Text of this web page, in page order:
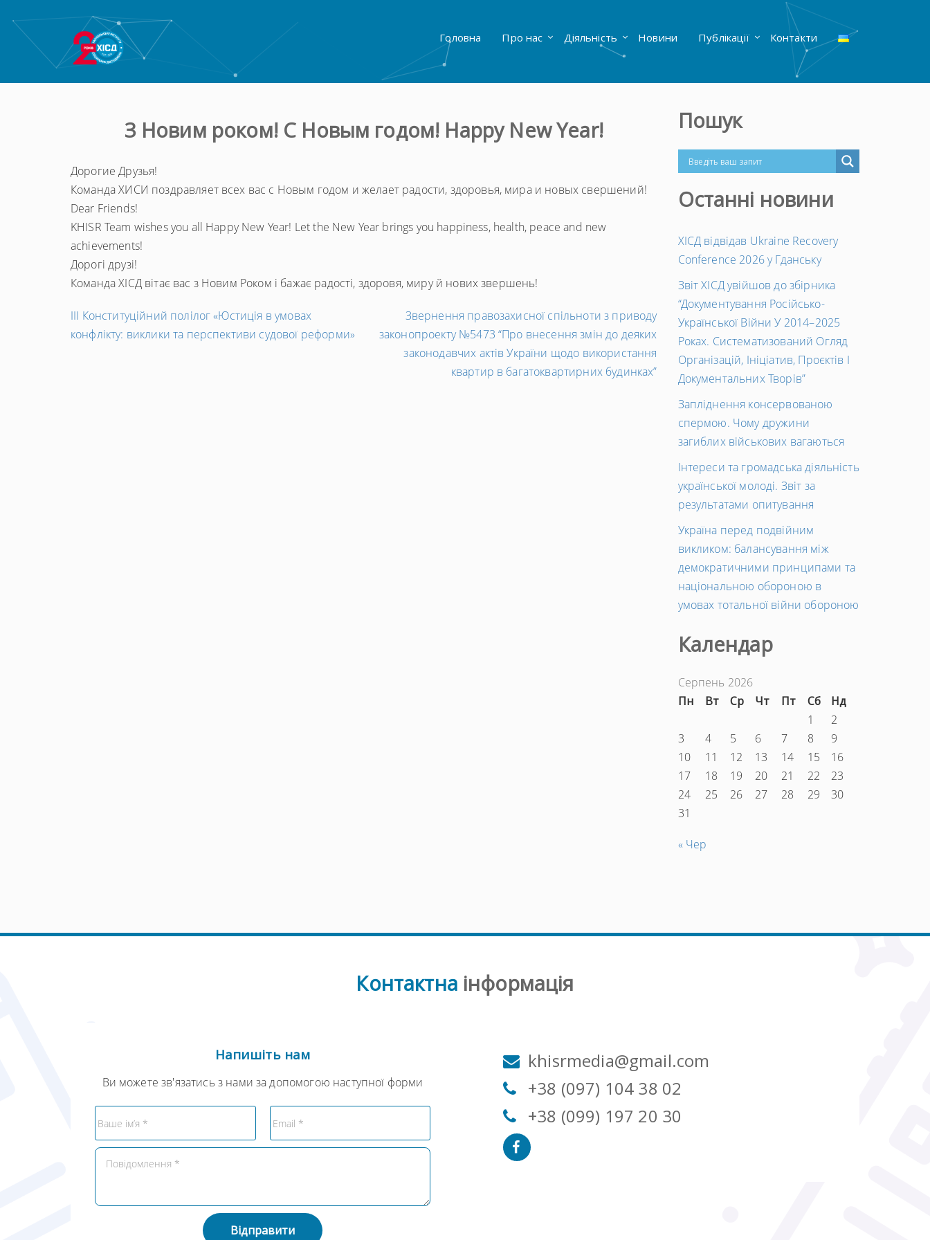
Головна Про нас Діяльність Новини Публікації Контакти
З Новим роком! С Новым годом! Happy New Year!
Дорогие Друзья!
Команда ХИСИ поздравляет всех вас с Новым годом и желает радости, здоровья, мира и новых свершений!
Dear Friends!
KHISR Team wishes you all Happy New Year! Let the New Year brings you happiness, health, peace and new
achievements!
Дорогі друзі!
Команда ХІСД вітає вас з Новим Роком і бажає радості, здоровя, миру й нових звершень!
←
Попередній
ІІІ Конституційний полілог «Юстиція в умовах
конфлікту: виклики та перспективи судової реформи»
Наступний
запис
Звернення правозахисної спільноти з приводу
законопроекту №5473 “Про внесення змін до деяких
законодавчих актів України щодо використання
квартир в багатоквартирних будинках”
Пошук
Останні новини
ХІСД відвідав Ukraine Recovery
Conference 2026 у Гданську
Звіт ХІСД увійшов до збірника
“Документування Російсько-
Української Війни У 2014–2025
Роках. Систематизований Огляд
Організацій, Ініціатив, Проєктів І
Документальних Творів”
Запліднення консервованою
спермою. Чому дружини
загиблих військових вагаються
Інтереси та громадська діяльність
української молоді. Звіт за
результатами опитування
Україна перед подвійним
викликом: балансування між
демократичними принципами та
національною обороною в
умовах тотальної війни обороною
Календар
Серпень 2026
Пн
Вт Ср Чт Пт Сб
Нд
1
2
3
4 5 6 7 8
9
10
11 12 13 14 15
16
17
18 19 20 21 22
23
24
25 26 27 28 29
30
31
« Чер
Контактна інформація
Напишіть нам
Ви можете зв'язатись з нами за допомогою наступної форми
Відправити
khisrmedia@gmail.com
+38 (097) 104 38 02
+38 (099) 197 20 30